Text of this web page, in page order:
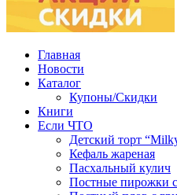
Главная
Новости
Каталог
Купоны/Скидки
Книги
Если ЧТО
Детский торт
Кефаль жареная
Пасхальный кулич
Постные пирожки